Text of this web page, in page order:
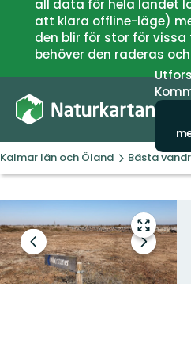
all data för hela landet
att klara offline-läge)
den blir för stor för
behöver den raderas
Kalmar län och Öland Bästa
Gå
till
Föregående
bild
Nästa
bildspel